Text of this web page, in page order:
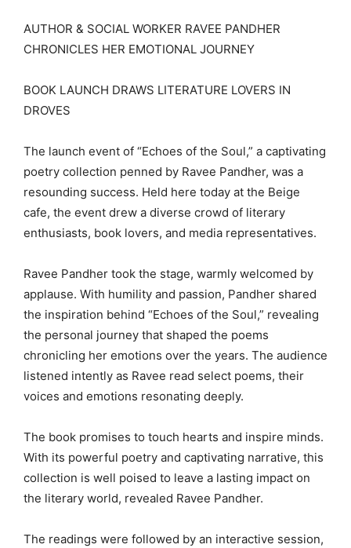
AUTHOR & SOCIAL WORKER RAVEE PANDHER
CHRONICLES HER EMOTIONAL JOURNEY
BOOK LAUNCH DRAWS LITERATURE LOVERS IN
DROVES
The launch event of “Echoes of the Soul,” a captivating
poetry collection penned by Ravee Pandher, was a
resounding success. Held here today at the Beige
cafe, the event drew a diverse crowd of literary
enthusiasts, book lovers, and media representatives.
Ravee Pandher took the stage, warmly welcomed by
applause. With humility and passion, Pandher shared
the inspiration behind “Echoes of the Soul,” revealing
the personal journey that shaped the poems
chronicling her emotions over the years. The audience
listened intently as Ravee read select poems, their
voices and emotions resonating deeply.
The book promises to touch hearts and inspire minds.
With its powerful poetry and captivating narrative, this
collection is well poised to leave a lasting impact on
the literary world, revealed Ravee Pandher.
The readings were followed by an interactive session,